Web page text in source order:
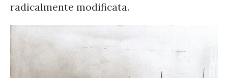
radicalmente modificata.